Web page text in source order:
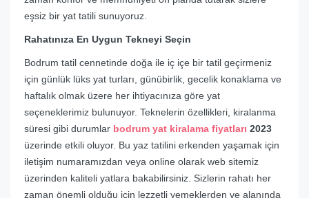
eşsiz bir yat tatili sunuyoruz.
Rahatınıza En Uygun Tekneyi Seçin
Bodrum tatil cennetinde doğa ile iç içe bir tatil geçirmeniz
için günlük lüks yat turları, günübirlik, gecelik konaklama ve
haftalık olmak üzere her ihtiyacınıza göre yat
seçeneklerimiz bulunuyor. Teknelerin özellikleri, kiralanma
süresi gibi durumlar bodrum yat kiralama fiyatları 2023
üzerinde etkili oluyor. Bu yaz tatilini erkenden yaşamak için
iletişim numaramızdan veya online olarak web sitemiz
üzerinden kaliteli yatlara bakabilirsiniz. Sizlerin rahatı her
zaman önemli olduğu için lezzetli yemeklerden ve alanında